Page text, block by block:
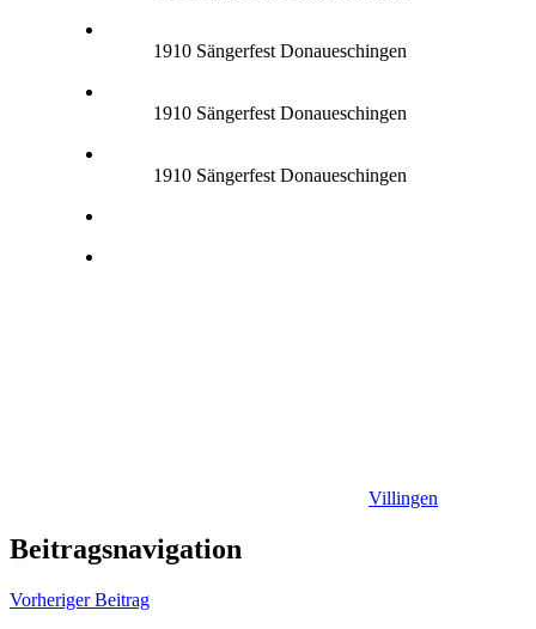
1910 Sängerfest Donaueschingen
1910 Sängerfest Donaueschingen
1910 Sängerfest Donaueschingen
Villingen
Beitragsnavigation
Vorheriger Beitrag